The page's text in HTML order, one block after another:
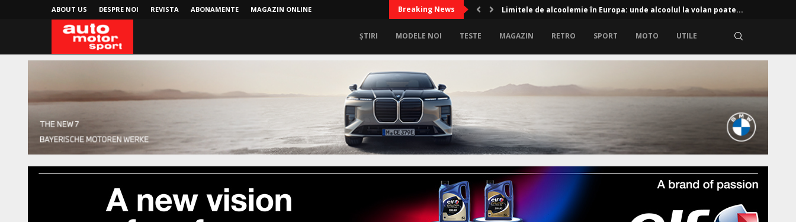
ABOUT US DESPRE NOI REVISTA ABONAMENTE MAGAZIN ONLINE Breaking News Limitele de alcoolemie în Europa: unde alcoolul la volan poate...
ȘTIRI MODELE NOI TESTE MAGAZIN RETRO SPORT MOTO UTILE